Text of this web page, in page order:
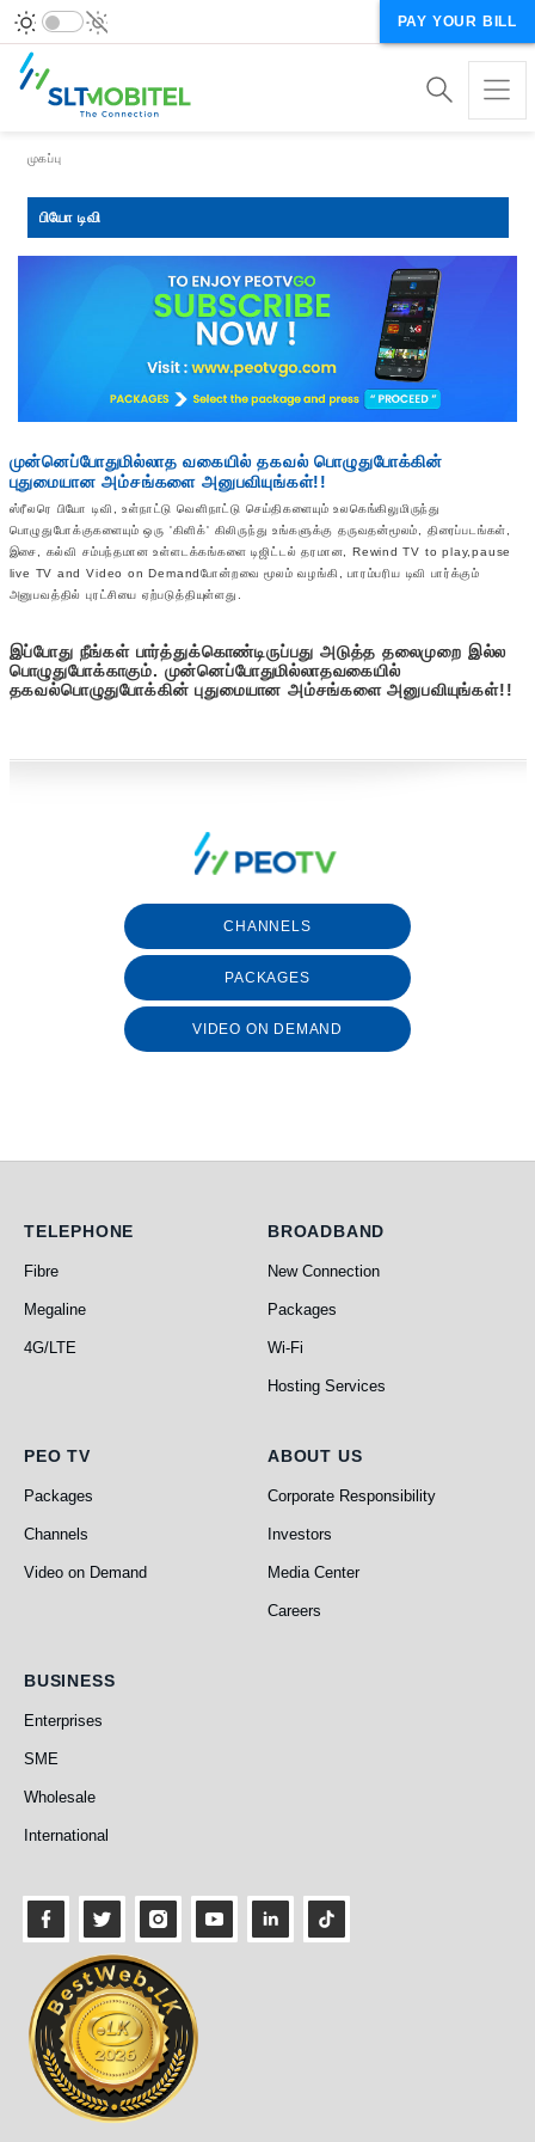
PAY YOUR BILL
Breadcrumb
முகப்பு
பியோ டிவி
முன்னெப்போதுமில்லாத வகையில் தகவல் பொழுதுபோக்கின்
புதுமையான அம்சங்களை அனுபவியுங்கள்!!
ஸ்ரீலரெ பியோ டிவி, உள்நாட்டு வெளிநாட்டு செய்திகளையும் உலகெங்கிலுமிருந்து
பொழுதுபோக்குகளையும் ஒரு 'கிளிக்' கிலிருந்து உங்களுக்கு தருவதன்மூலம், திரைப்படங்கள்,
இசை, கல்வி சம்பந்தமான உள்ளடக்கங்களை டிஜிட்டல் தரமான, Rewind TV to play,pause
live TV and Video on Demandபோன்றவை மூலம் வழங்கி, பாரம்பரிய டிவி பார்க்கும்
அனுபவத்தில் புரட்சியை ஏற்படுத்தியுள்ளது.
இப்போது நீங்கள் பார்த்துக்கொண்டிருப்பது அடுத்த தலைமுறை இல்ல
பொழுதுபோக்காகும். முன்னெப்போதுமில்லாதவகையில்
தகவல்பொழுதுபோக்கின் புதுமையான அம்சங்களை அனுபவியுங்கள்!!
CHANNELS
PACKAGES
VIDEO ON DEMAND
Telephone
TELEPHONE
Fibre
Megaline
4G/LTE
Broadband
BROADBAND
New Connection
Packages
Wi-Fi
Hosting Services
PEO TV
PEO TV
Packages
Channels
Video on Demand
About Us
ABOUT US
Corporate Responsibility
Investors
Media Center
Careers
Business
BUSINESS
Enterprises
SME
Wholesale
International